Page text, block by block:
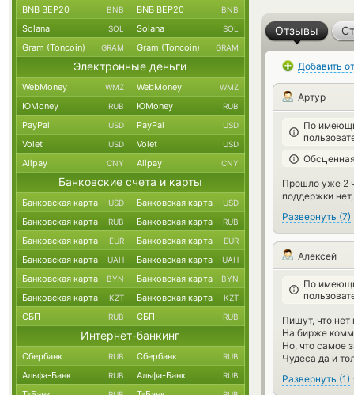
Отзывы
Добавить
Артур
По
Прошло уже 2
поддержки
Развернуть (7)
Алексей
По
Пишут, что нет
На бирже
Но, что самое
Чудеса да и
Развернуть (1)
BNB BEP20 BNB BNB BEP20 BNB
Solana SOL Solana SOL
Gram (Toncoin) GRAM Gram (Toncoin) GRAM
Электронные деньги
WebMoney WMZ WebMoney WMZ
ЮMoney RUB ЮMoney RUB
PayPal USD PayPal USD
Volet USD Volet USD
Alipay CNY Alipay CNY
Банковские счета и карты
Банковская карта USD Банковская карта USD
Банковская карта RUB Банковская карта RUB
Банковская карта EUR Банковская карта EUR
Банковская карта UAH Банковская карта UAH
Банковская карта BYN Банковская карта BYN
Банковская карта KZT Банковская карта KZT
СБП RUB СБП RUB
Интернет-банкинг
Сбербанк RUB Сбербанк RUB
Альфа-Банк RUB Альфа-Банк RUB